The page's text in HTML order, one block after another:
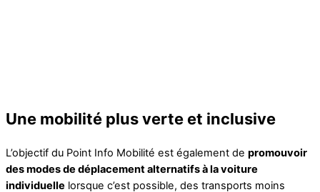
Une mobilité plus verte et inclusive
L’objectif du Point Info Mobilité est également de promouvoir
des modes de déplacement alternatifs à la voiture
individuelle lorsque c’est possible, des transports moins